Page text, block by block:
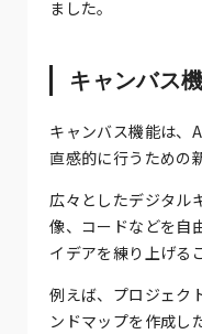
ました。
キャンバス
キャンバス機能は、
直感的に行うための
広々としたデジタル
像、コードなどを自
イデアを練り上げる
例えば、プロジェク
ンドマップを作成し